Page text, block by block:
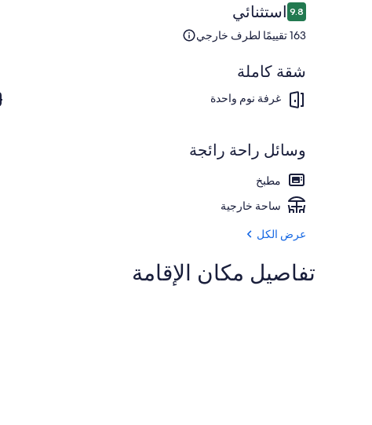
التقييمات
9.89.8 من 10استثنائي
163 تقييمًا لطرف خارجي
شقة كاملة
غرفة نوم واحدة
وسائل راحة رائجة
مطبخ
ساحة خارجية
عرض الكل
تفاصيل مكان الإقامة